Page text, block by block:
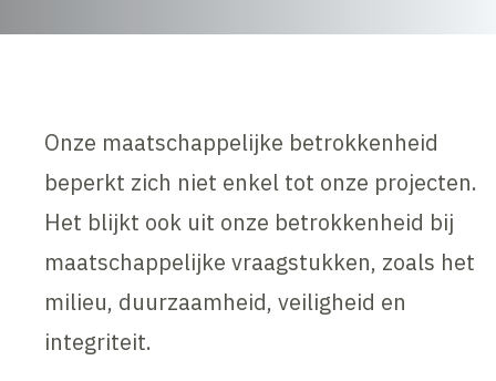
Onze maatschappelijke betrokkenheid
beperkt zich niet enkel tot onze projecten.
Het blijkt ook uit onze betrokkenheid bij
maatschappelijke vraagstukken, zoals het
milieu, duurzaamheid, veiligheid en
integriteit.